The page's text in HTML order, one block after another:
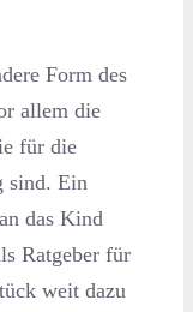
Form des
allem die
für die
sind. Ein
das Kind
Ratgeber für
weit dazu